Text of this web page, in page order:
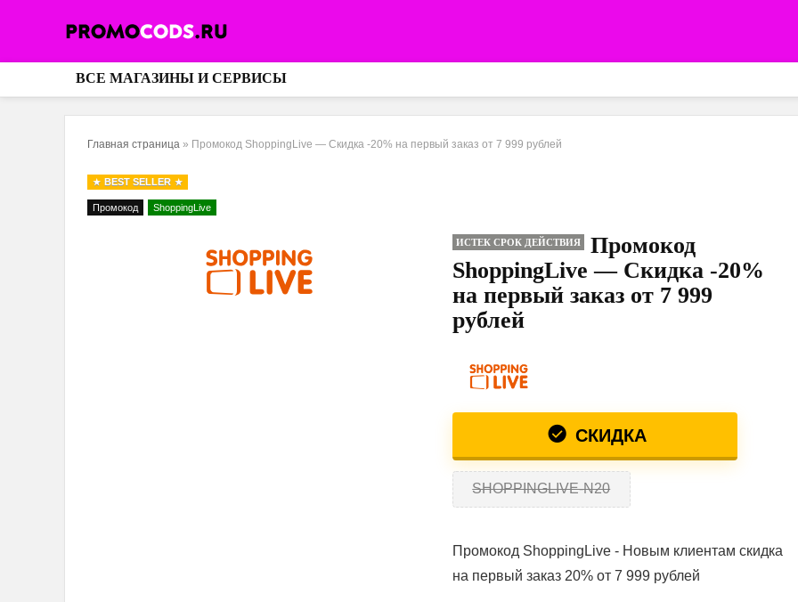
ВСЕ МАГАЗИНЫ И СЕРВИСЫ
Главная страница » Промокод ShoppingLive — Скидка -20% на первый заказ от 7 999 рублей
BEST SELLER
Промокод ShoppingLive
ИСТЕК СРОК ДЕЙСТВИЯ
Промокод
ShoppingLive — Скидка -20%
на первый заказ от 7 999
рублей
СКИДКА
SHOPPINGLIVE-N20
Промокод ShoppingLive - Новым клиентам скидка
на первый заказ 20% от 7 999 рублей